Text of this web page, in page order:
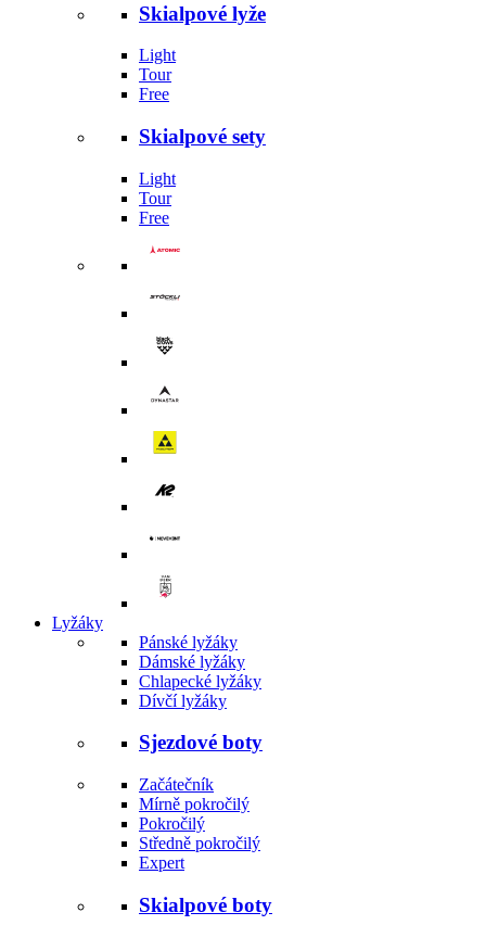
Skialpové lyže
Light
Tour
Free
Skialpové sety
Light
Tour
Free
Lyžáky
Pánské lyžáky
Dámské lyžáky
Chlapecké lyžáky
Dívčí lyžáky
Sjezdové boty
Začátečník
Mírně pokročilý
Pokročilý
Středně pokročilý
Expert
Skialpové boty